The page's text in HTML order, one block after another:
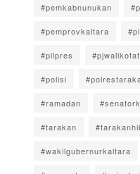
#pemkabnunukan
#pemprovkaltara
#pilpres
#polisi
#ramadan
#tarakan
#wakilgubernurkaltara